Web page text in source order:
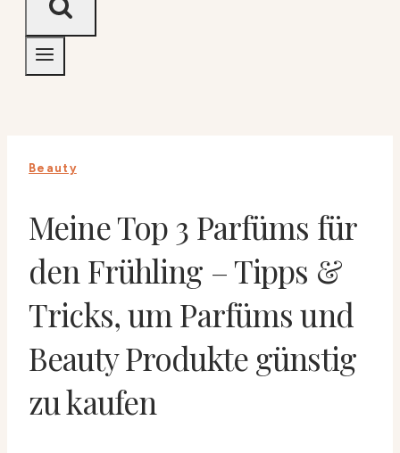
Beauty
Meine Top 3 Parfüms für
den Frühling – Tipps &
Tricks, um Parfüms und
Beauty Produkte günstig
zu kaufen